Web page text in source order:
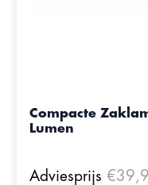
Compacte
Lumen
Adviesprijs